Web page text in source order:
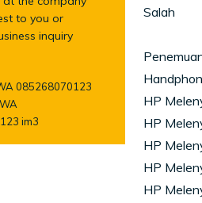
Salah
HP
HP
HP
HP
HP
to you or
inquiry
085268070123
im3